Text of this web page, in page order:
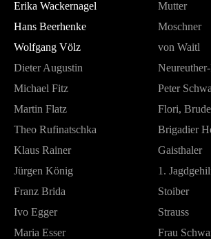
Erika Wackernagel
Mutter
Hans Beerhenke
Moschner
Wolfgang Völz
von Waitl
Dieter Augustin
Michael Fitz
Peter
Martin Flatz
Flori,
Theo Rufinatschka
Brigadier
Klaus Rainer
Gaisthaler
Jürgen König
1.
Franz Brida
Stoiber
Ivo Egger
Strauss
Maria Esser
Frau